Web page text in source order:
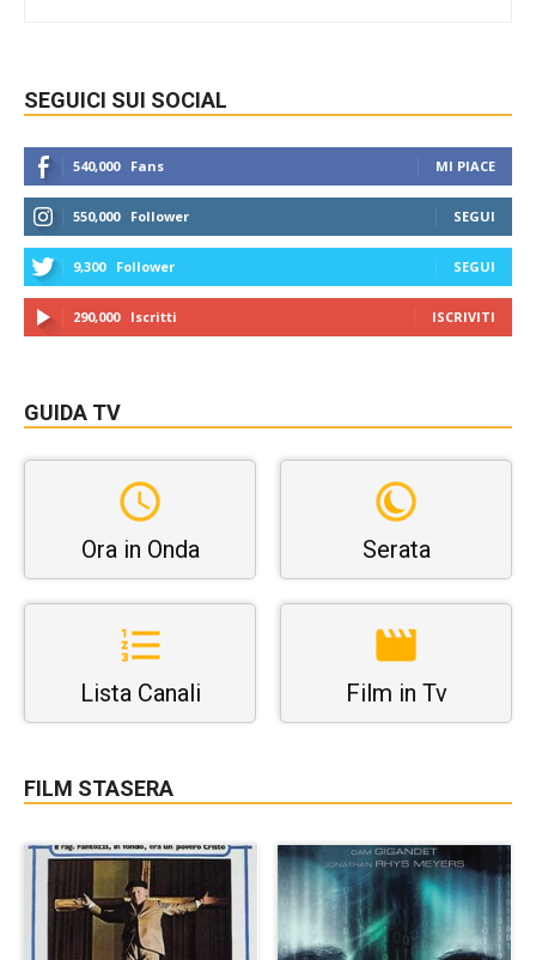
SEGUICI SUI SOCIAL
540,000 Fans MI PIACE
550,000 Follower SEGUI
9,300 Follower SEGUI
290,000 Iscritti ISCRIVITI
GUIDA TV
Ora in Onda Serata
Lista Canali Film in Tv
FILM STASERA